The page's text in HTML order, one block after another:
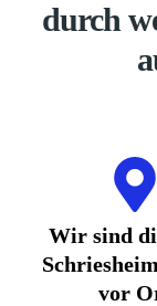
durch
Wir sind
vor